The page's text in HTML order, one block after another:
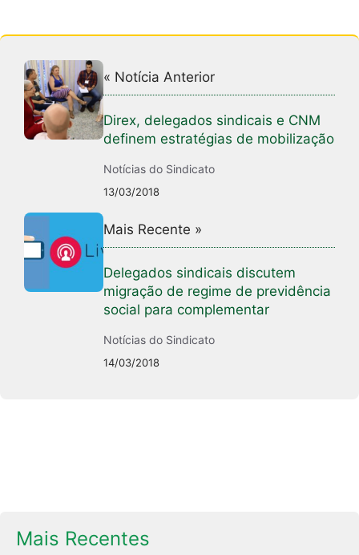
k
« Notícia Anterior
Direx, delegados sindicais e CNM
definem estratégias de mobilização
Notícias do Sindicato
13/03/2018
Mais Recente »
Delegados sindicais discutem
migração de regime de previdência
social para complementar
Notícias do Sindicato
14/03/2018
Mais Recentes